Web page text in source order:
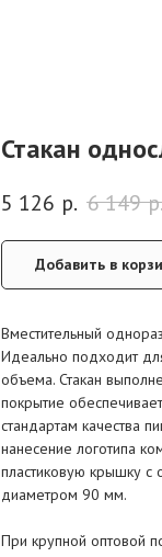
Стакан
5 126 р. 6 149 р.
Добавить в
Вместительный
Идеально подходит
объема. Стакан
покрытие
стандартам качества
нанесение логотипа
пластиковую крышку с
диаметром 90 мм.
При крупной оптовой